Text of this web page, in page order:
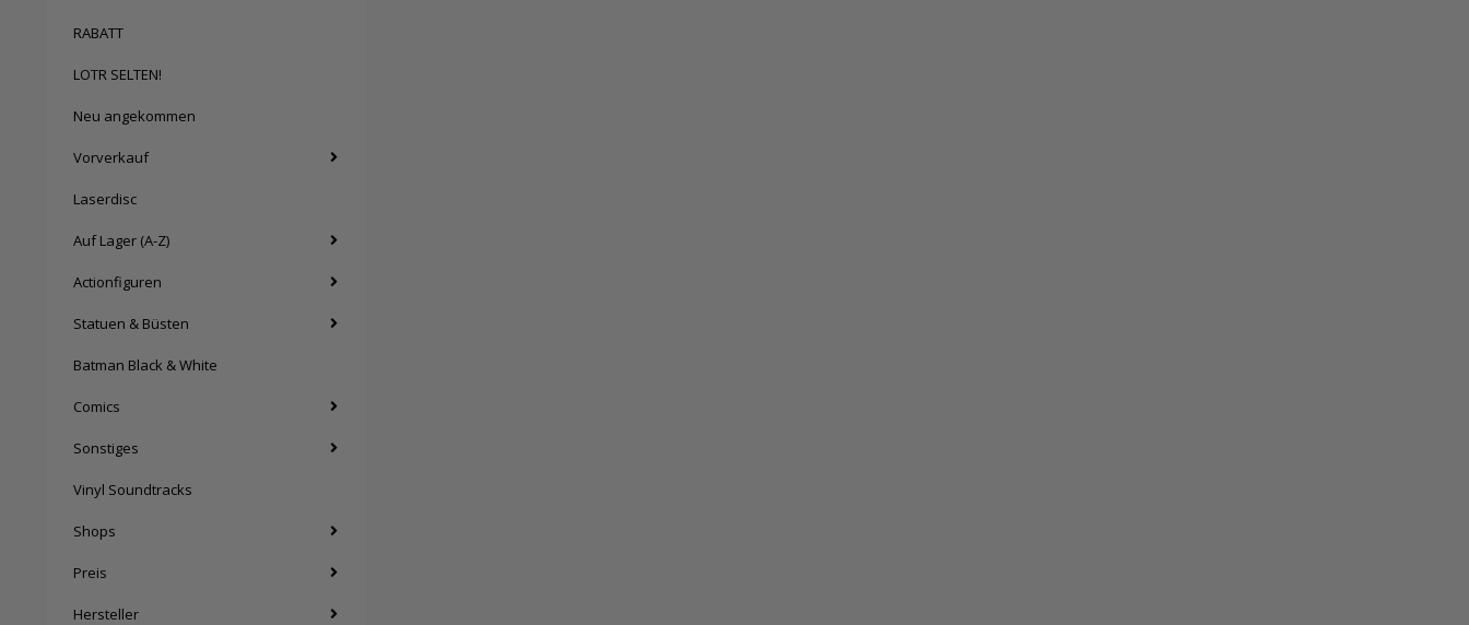
RABATT
LOTR SELTEN!
Neu angekommen
Vorverkauf
Laserdisc
Auf Lager (A-Z)
Actionfiguren
Statuen & Büsten
Batman Black & White
Comics
Sonstiges
Vinyl Soundtracks
Shops
Preis
Hersteller